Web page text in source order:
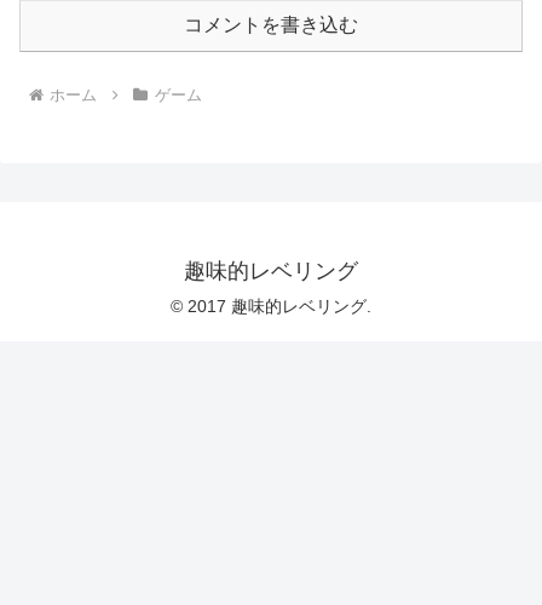
コメントを書き込む
ホーム ゲーム
趣味的レベリング
© 2017 趣味的レベリング.